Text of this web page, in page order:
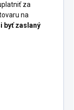
za
na
byť zaslaný